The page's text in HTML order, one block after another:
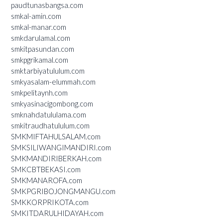
paudtunasbangsa.com
smkal-amin.com
smkal-manar.com
smkdarulamal.com
smkitpasundan.com
smkpgrikamal.com
smktarbiyatululum.com
smkyasalam-elummah.com
smkpelitaynh.com
smkyasinacigombong.com
smknahdatululama.com
smkitraudhatululum.com
SMKMIFTAHULSALAM.com
SMKSILIWANGIMANDIRI.com
SMKMANDIRIBERKAH.com
SMKCBTBEKASI.com
SMKMANAROFA.com
SMKPGRIBOJONGMANGU.com
SMKKORPRIKOTA.com
SMKITDARULHIDAYAH.com